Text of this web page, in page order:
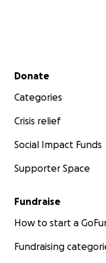
Secondary menu
Donate
Categories
Crisis relief
Social Impact Funds
Supporter Space
Fundraise
How to start a
Fundraising